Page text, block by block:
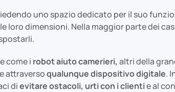
uno spazio dedicato per il suo
dimensioni. Nella maggior parte dei
come i robot aiuto camerieri, altri della
attraversoqualunque dispositivo digitale.
dievitare ostacoli, urti con i clientie al